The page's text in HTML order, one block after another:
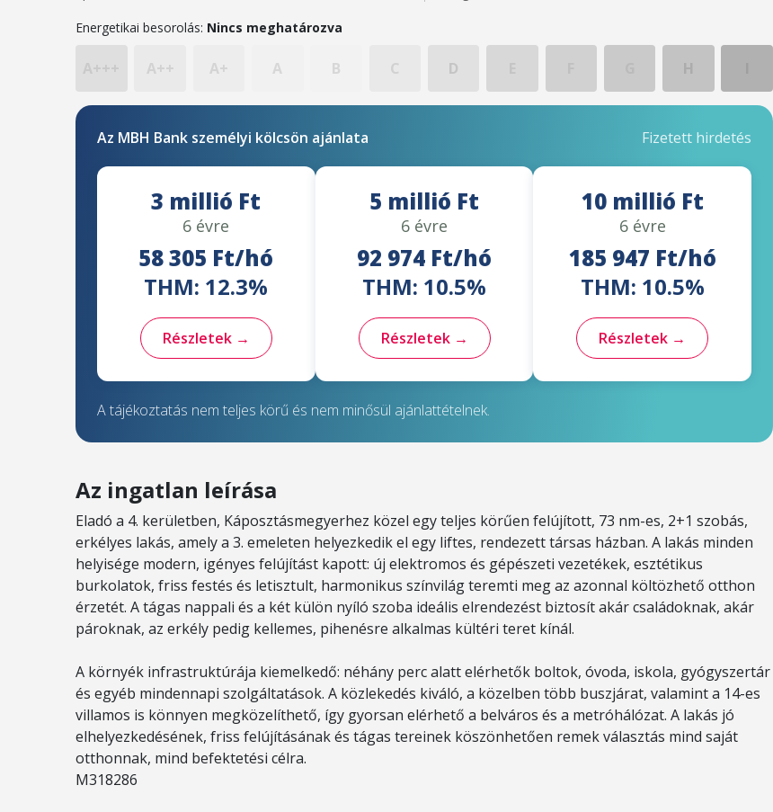
Energetikai besorolás: Nincs meghatározva
A++ A+ A B C D
Az MBH Bank személyi kölcsön ajánlata Fizetett hirdetés
3 millió Ft
6 évre
58 305 Ft/hó
THM: 12.3%
Részletek →
5 millió Ft
6 évre
92 974 Ft/hó
THM: 10.5%
Részletek →
10 millió Ft
6 évre
185 947 Ft/hó
THM: 10.5%
Részletek →
A tájékoztatás nem teljes körű és nem minősül ajánlattételnek.
Az ingatlan leírása
Eladó a 4. kerületben, Káposztásmegyerhez közel egy teljes körűen felújított, 73 nm-es, 2+1 szobás,
erkélyes lakás, amely a 3. emeleten helyezkedik el egy liftes, rendezett társas házban. A lakás minden
helyisége modern, igényes felújítást kapott: új elektromos és gépészeti vezetékek, esztétikus
burkolatok, friss festés és letisztult, harmonikus színvilág teremti meg az azonnal költözhető otthon
érzetét. A tágas nappali és a két külön nyíló szoba ideális elrendezést biztosít akár családoknak, akár
pároknak, az erkély pedig kellemes, pihenésre alkalmas kültéri teret kínál.
A környék infrastruktúrája kiemelkedő: néhány perc alatt elérhetők boltok, óvoda, iskola, gyógyszertár
és egyéb mindennapi szolgáltatások. A közlekedés kiváló, a közelben több buszjárat, valamint a 14-es
villamos is könnyen megközelíthető, így gyorsan elérhető a belváros és a metróhálózat. A lakás jó
elhelyezkedésének, friss felújításának és tágas tereinek köszönhetően remek választás mind saját
otthonnak, mind befektetési célra.
M318286